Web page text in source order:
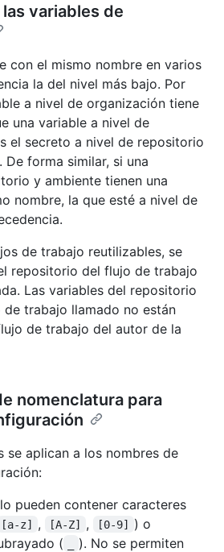
variables de
con el mismo nombre en varios
la del nivel más bajo. Por
a nivel de organización tiene
una variable a nivel de
el secreto a nivel de repositorio
forma similar, si una
y ambiente tienen una
nombre, la que esté a nivel de
de trabajo reutilizables, se
repositorio del flujo de trabajo
Las variables del repositorio
trabajo llamado no están
de trabajo del autor de la
nomenclatura para
se aplican a los nombres de
pueden contener caracteres
[a-z] , [A-Z] , [0-9] ) o
(
). No se permiten